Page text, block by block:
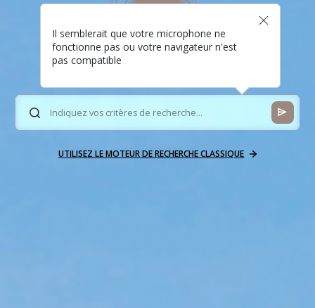
Il semblerait que votre microphone ne
fonctionne pas ou votre navigateur n'est
pas compatible
UTILISEZ LE MOTEUR DE RECHERCHE CLASSIQUE